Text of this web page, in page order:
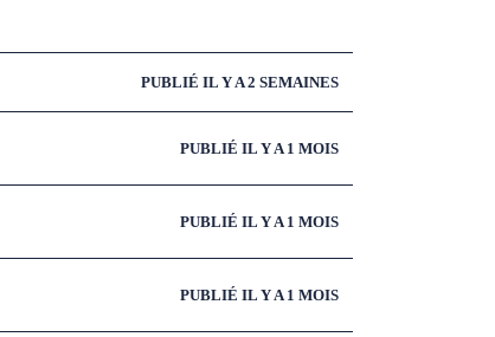
PUBLIÉ IL Y A 2 SEMAINES
PUBLIÉ IL Y A 1 MOIS
PUBLIÉ IL Y A 1 MOIS
PUBLIÉ IL Y A 1 MOIS